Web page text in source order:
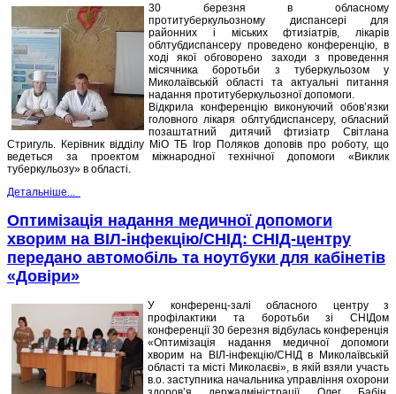
30 березня в обласному
протитуберкульозному диспансері для
районних і міських фтизіатрів, лікарів
облтубдиспансеру проведено конференцію, в
ході якої обговорено заходи з проведення
місячника боротьби з туберкульозом у
Миколаївській області та актуальні питання
надання протитуберкульозної допомоги.
Відкрила конференцію виконуючий обов’язки
головного лікаря облтубдиспансеру, обласний
позаштатний дитячий фтизіатр Світлана
Стригуль. Керівник відділу МіО ТБ Ігор Поляков доповів про роботу, що
ведеться за проектом міжнародної технічної допомоги «Виклик
туберкульозу» в області.
Детальніше...
Оптимізація надання медичної допомоги
хворим на ВІЛ-інфекцію/СНІД: СНІД-центру
передано автомобіль та ноутбуки для кабінетів
«Довіри»
У конференц-залі обласного центру з
профілактики та боротьби зі СНІДом
конференції 30 березня відбулась конференція
«Оптимізація надання медичної допомоги
хворим на ВІЛ-інфекцію/СНІД в Миколаївській
області та місті Миколаєві», в якій взяли участь
в.о. заступника начальника управління охорони